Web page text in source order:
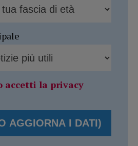
accetti la privacy